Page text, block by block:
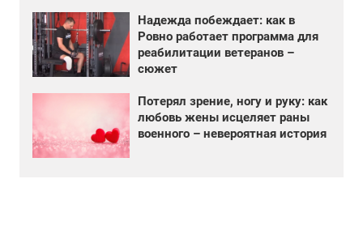
Надежда побеждает: как в
Ровно работает программа для
реабилитации ветеранов –
сюжет
Потерял зрение, ногу и руку: как
любовь жены исцеляет раны
военного – невероятная история